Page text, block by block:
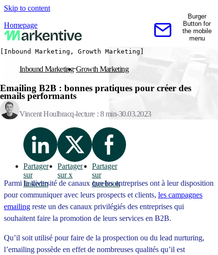
Skip to content
Homepage
Contactez-nous
Burger
Button for
the mobile
menu
[Inbound Marketing, Growth Marketing]
Inbound Marketing Growth Marketing
Emailing B2B : bonnes pratiques pour créer des
emails performants
Vincent Houlbracq lecture : 8 min 30.03.2023
Partager
sur
linkedin
Partager
sur x
Partager
sur
facebook
Parmi la diversité de canaux que les entreprises ont à leur disposition
pour communiquer avec leurs prospects et clients, les campagnes
emailing reste un des canaux privilégiés des entreprises qui
souhaitent faire la promotion de leurs services en B2B.
Qu’il soit utilisé pour faire de la prospection ou du lead nurturing,
l’emailing possède en effet de nombreuses qualités qu’il est